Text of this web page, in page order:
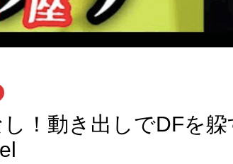
！動き出しでDFを躱